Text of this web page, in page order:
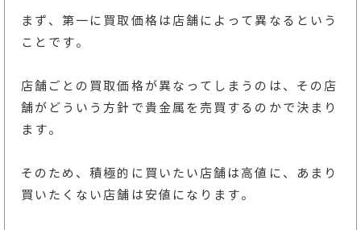
まず、第一に買取価格は店舗によって異なるという
ことです。
店舗ごとの買取価格が異なってしまうのは、その店
舗がどういう方針で貴金属を売買するのかで決まり
ます。
そのため、積極的に買いたい店舗は高値に、あまり
買いたくない店舗は安値になります。